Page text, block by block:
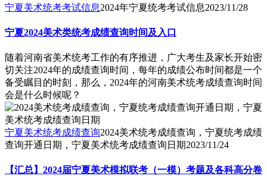
宁夏美术统考考试信息2024年宁夏统考考试信息2023/11/28
宁夏2024美术类统考成绩查询时间及入口
随着河南省美术统考工作的有序推进，广大考生及家长开始密
切关注2024年的成绩查询时间，每年的成绩公布时间都是一个
备受瞩目的时刻，那么，2024年的河南美术统考成绩查询时间
会是什么时候呢？
宁夏美术统考成绩查询2024美术统考成绩查询，宁夏统考成绩
查询开通日期，宁夏美术统考成绩查询日期2023/11/24
【汇总】2024届宁夏美术模拟联考（一模）考题及各科高分卷